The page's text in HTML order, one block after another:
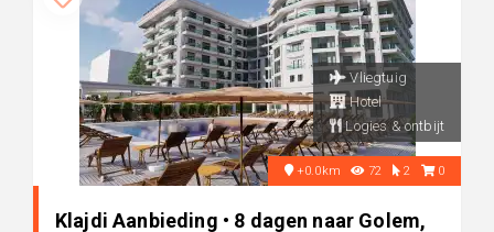
Vliegtuig
Hotel
Logies & ontbijt
+0.0km 72 2 0
Klajdi Aanbieding • 8 dagen naar Golem,